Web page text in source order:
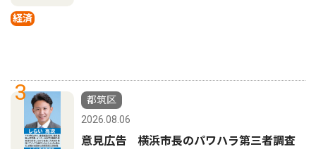
経済
3
都筑区
2026.08.06
意見広告 横浜市長のパワハラ第三者調査